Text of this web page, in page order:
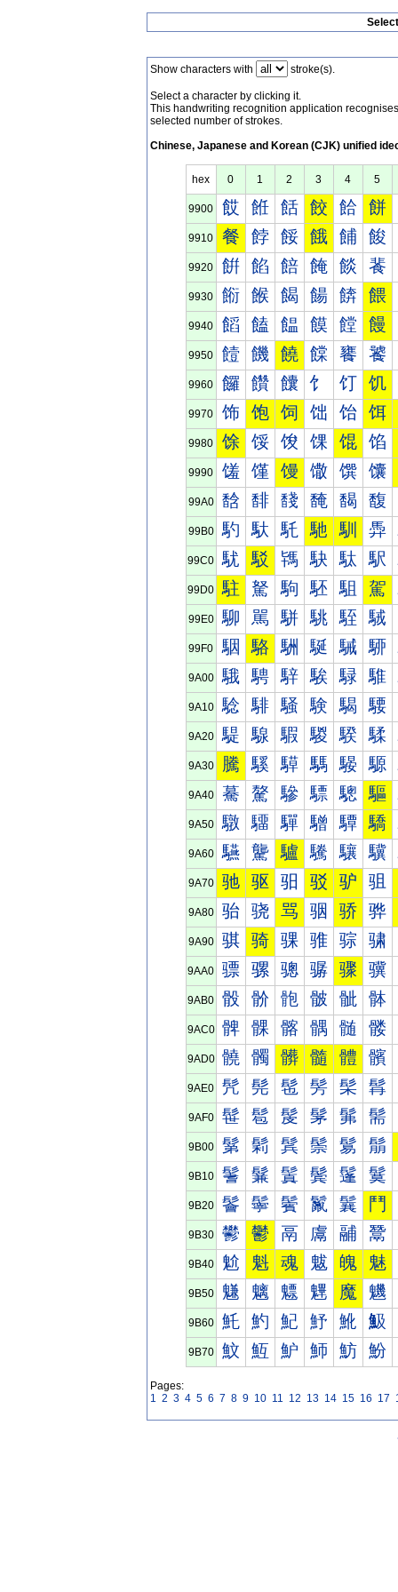
Show characters with stroke(s).
Select a character by clicking it.
This handwriting recognition application
selected number of strokes.
Chinese, Japanese and Korean (CJK) unified
hex 0 1 2 3 4 5
9900 餀 餁 餂 餃 餄 餅
9910 餐 餑 餒 餓 餔 餕
9920 餠 餡 餢 餣 餤 餥
9930 餰 餱 餲 餳 餴 餵
9940 饀 饁 饂 饃 饄 饅
9950 饐 饑 饒 饓 饔 饕
9960 饠 饡 饢 饣 饤 饥
9970 饰 饱 饲 饳 饴 饵
9980 馀 馁 馂 馃 馄 馅
9990 馐 馑 馒 馓 馔 馕
99A0 馠 馡 馢 馣 馤 馥
99B0 馰 馱 馲 馳 馴 馵
99C0 駀 駁 駂 駃 駄 駅
99D0 駐 駑 駒 駓 駔 駕
99E0 駠 駡 駢 駣 駤 駥
99F0 駰 駱 駲 駳 駴 駵
9A00 騀 騁 騂 騃 騄 騅
9A10 騐 騑 騒 験 騔 騕
9A20 騠 騡 騢 騣 騤 騥
9A30 騰 騱 騲 騳 騴 騵
9A40 驀 驁 驂 驃 驄 驅
9A50 驐 驑 驒 驓 驔 驕
9A60 驠 驡 驢 驣 驤 驥
9A70 驰 驱 驲 驳 驴 驵
9A80 骀 骁 骂 骃 骄 骅
9A90 骐 骑 骒 骓 骔 骕
9AA0 骠 骡 骢 骣 骤 骥
9AB0 骰 骱 骲 骳 骴 骵
9AC0 髀 髁 髂 髃 髄 髅
9AD0 髐 髑 髒 髓 體 髕
9AE0 髠 髡 髢 髣 髤 髥
9AF0 髰 髱 髲 髳 髴 髵
9B00 鬀 鬁 鬂 鬃 鬄 鬅
9B10 鬐 鬑 鬒 鬓 鬔 鬕
9B20 鬠 鬡 鬢 鬣 鬤 鬥
9B30 鬰 鬱 鬲 鬳 鬴 鬵
9B40 魀 魁 魂 魃 魄 魅
9B50 魐 魑 魒 魓 魔 魕
9B60 魠 魡 魢 魣 魤 魥
9B70 魰 魱 魲 魳 魴 魵
Pages:
1 2 3 4 5 6 7 8 9 10 11 12 13 14 15 16 17